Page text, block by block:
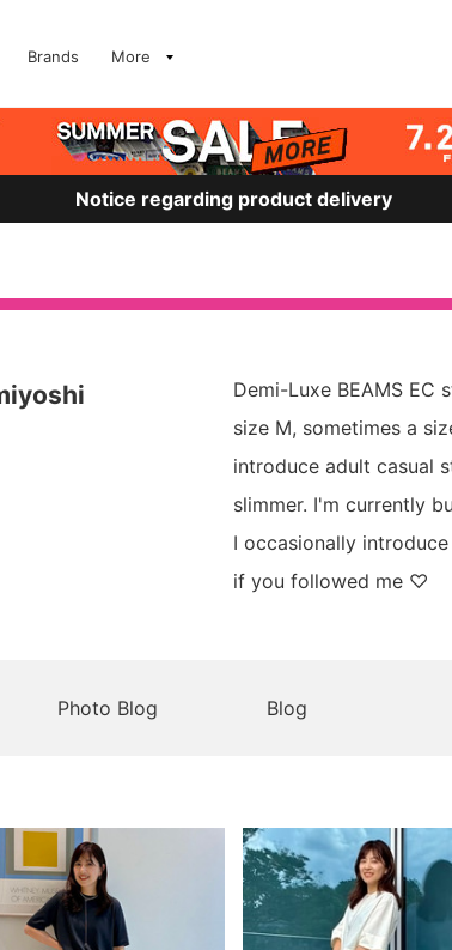
Brands More
Notice regarding product delivery
Demi-Luxe BEAMS EC
size M, sometimes a
introduce adult casual
slimmer. I'm currently
I occasionally
if you followed me ♡
Photo Blog Blog